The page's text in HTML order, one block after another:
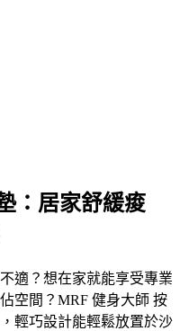
：居家舒緩痠
適？想在家就能享受專業
空間？MRF 健身大師 按
輕巧設計能輕鬆放置於沙